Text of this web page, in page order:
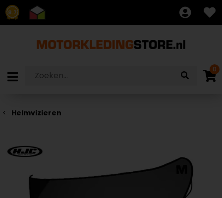
8.7
0
Helmvizieren